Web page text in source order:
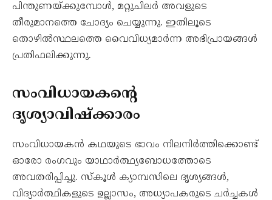
പിന്തുണയ്ക്കുമ്പോൾ, മറ്റുചിലർ അവളുടെ
തീരുമാനത്തെ ചോദ്യം ചെയ്യുന്നു. ഇതിലൂടെ
തൊഴിൽസ്ഥലത്തെ വൈവിധ്യമാർന്ന അഭിപ്രായങ്ങൾ
പ്രതിഫലിക്കുന്നു.
സംവിധായകന്റെ
ദൃശ്യാവിഷ്ക്കാരം
സംവിധായകൻ കഥയുടെ ഭാവം നിലനിർത്തിക്കൊണ്ട്
ഓരോ രംഗവും യാഥാർത്ഥ്യബോധത്തോടെ
അവതരിപ്പിച്ചു. സ്കൂൾ ക്യാമ്പസിലെ ദൃശ്യങ്ങൾ,
വിദ്യാർത്ഥികളുടെ ഉല്ലാസം, അധ്യാപകരുടെ ചർച്ചകൾ